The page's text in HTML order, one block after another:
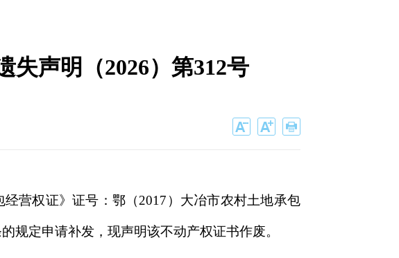
失声明（2026）第312号
营权证》证号：鄂（2017）大冶市农村土地承包
规定申请补发，现声明该不动产权证书作废。